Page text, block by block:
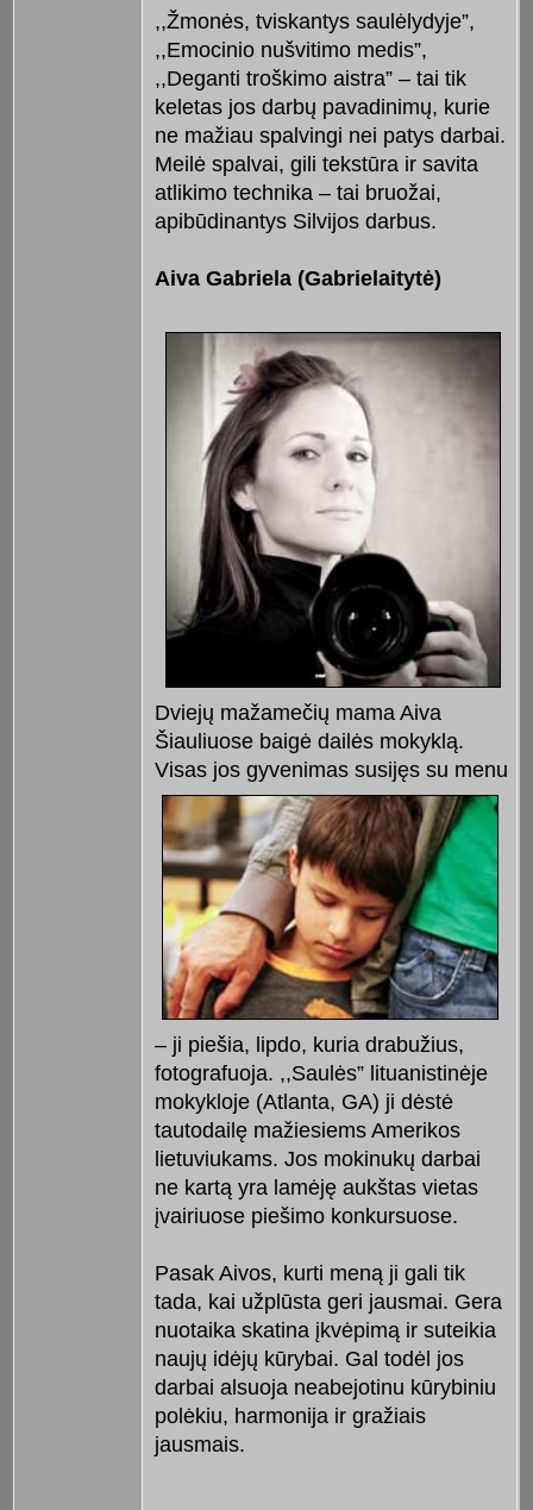
,,Žmonės, tviskantys saulėlydyje”,
,,Emocinio nušvitimo medis”,
,,Deganti troškimo aistra” – tai tik
keletas jos darbų pavadinimų, kurie
ne mažiau spalvingi nei patys darbai.
Meilė spalvai, gili tekstūra ir savita
atlikimo technika – tai bruožai,
apibūdinantys Silvijos darbus.
Aiva Gabriela (Gabrielaitytė)
Dviejų mažamečių mama Aiva
Šiauliuose baigė dailės mokyklą.
Visas josgyvenimas susijęs su menu
– ji piešia, lipdo, kuria drabužius,
fotografuoja. ,,Saulės” lituanistinėje
mokykloje (Atlanta, GA) ji dėstė
tautodailę mažiesiems Amerikos
lietuviukams. Jos mokinukų darbai
ne kartą yra lamėję aukštas vietas
įvairiuose piešimo konkursuose.
Pasak Aivos, kurti meną ji gali tik
tada, kai užplūsta geri jausmai. Gera
nuotaika skatina įkvėpimą ir suteikia
naujų idėjų kūrybai. Gal todėl jos
darbai alsuoja neabejotinu kūrybiniu
polėkiu, harmonija ir gražiais
jausmais.